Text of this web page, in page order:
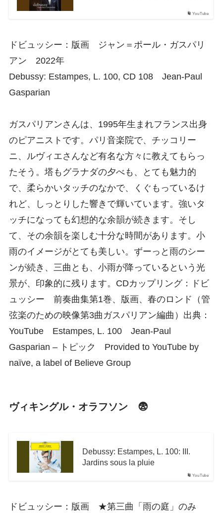
YouTube
ドビュッシー：版画 ジャン＝ポール・ガスパリ
アン 2022年
Debussy: Estampes, L. 100, CD 108 Jean-Paul
Gasparian
ガスパリアンさんは、1995年生まれフランス出身
のピアニストです。パリ音楽院で、チッコリー
ニ、ルヴィエさんなど有名な方々に教えてもらっ
たそう。塔もグラナダの夕べも、とても魅力的
で、柔らかいタッチのなかで、くぐもっているけ
れど、しっとりした響きで輝いています。強いタ
ッチになっても幻想的な余韻が続きます。そし
て、その余韻を楽しむ十分な時間があります。小
雨のイメージがとても美しい。ずーっと雨のシー
ンが続き、三曲とも、小雨が降っているという光
景が、印象的に残ります。CDカップリング：ドビ
ュッシー 前奏曲集第1巻、版画、春のロンド（管
弦楽のための映像第3曲ガスパリアン編曲）出典：
YouTube Estampes, L. 100 Jean-Paul
Gasparian – トピック Provided to YouTube by
naïve, a label of Believe Group
ヴィキングル・オラフソン 😨
YouTube
Debussy: Estampes, L. 100: III.
Jardins sous la pluie
ドビュッシー：版画 ★第三曲「雨の庭」のみ